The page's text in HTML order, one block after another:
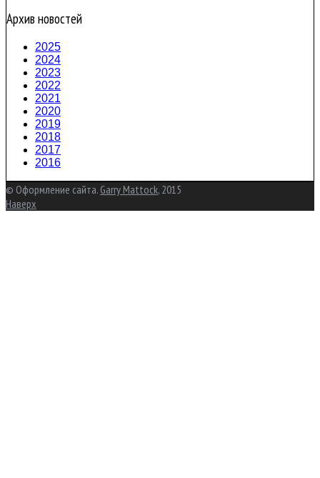
Архив новостей
2025
2024
2023
2022
2021
2020
2019
2018
2017
2016
© Оформление сайта. Garry Mattock, 2015
Наверх